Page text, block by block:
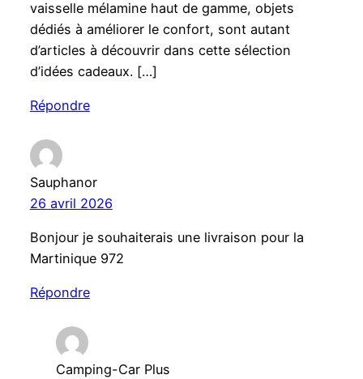
vaisselle mélamine haut de gamme, objets
dédiés à améliorer le confort, sont autant
d’articles à découvrir dans cette sélection
d’idées cadeaux. […]
Répondre
Sauphanor
26 avril 2026
Bonjour je souhaiterais une livraison pour la
Martinique 972
Répondre
Camping-Car Plus